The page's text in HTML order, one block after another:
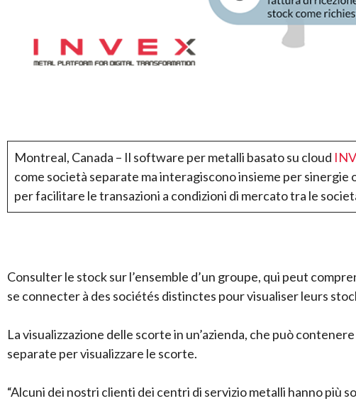
Montreal, Canada – Il software per metalli basato su cloud
come società separate ma interagiscono insieme per
per facilitare le transazioni a condizioni di mercato tra le
Consulter le stock sur l’ensemble d’un groupe, qui peut
se connecter à des sociétés distinctes pour visualiser leurs
La visualizzazione delle scorte in un’azienda, che può
separate per visualizzare le scorte.
“Alcuni dei nostri clienti dei centri di servizio metalli hanno più